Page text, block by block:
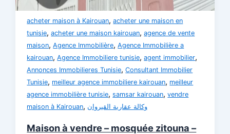
acheter maison à Kairouan,acheter une maison en
tunisie,acheter une maison kairouan,agence de vente
maison,Agence Immobilière,Agence Immobilière a
kairouan,Agence Immobiliere tunisie,agent immobilier,
Annonces Immobilieres Tunisie,Consultant Immobilier
Tunisie, meilleur agence immobiliere kairouan, meilleur
agence immobilière tunisie,samsar kairouan,vendre
maison à Kairouan, وكالة عقارية القيروان
Maison à vendre – mosquée zitouna –